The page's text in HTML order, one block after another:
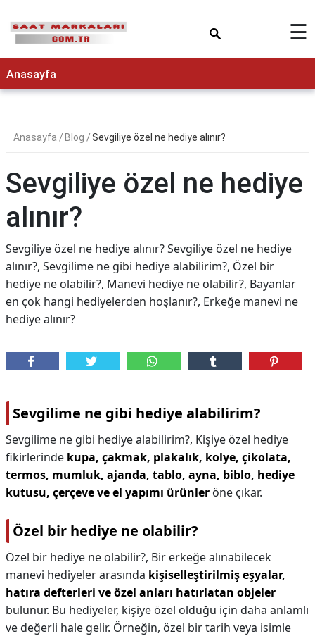
☰
Anasayfa
Anasayfa Blog Sevgiliye özel ne hediye alınır?
Sevgiliye özel ne hediye
alınır?
Sevgiliye özel ne hediye alınır? Sevgiliye özel ne hediye
alınır?, Sevgilime ne gibi hediye alabilirim?, Özel bir
hediye ne olabilir?, Manevi hediye ne olabilir?, Bayanlar
en çok hangi hediyelerden hoşlanır?, Erkeğe manevi ne
hediye alınır?
Sevgilime ne gibi hediye alabilirim?
Sevgilime ne gibi hediye alabilirim?, Kişiye özel hediye
fikirlerinde kupa, çakmak, plakalık, kolye, çikolata,
termos, mumluk, ajanda, tablo, ayna, biblo, hediye
kutusu, çerçeve ve el yapımı ürünler öne çıkar.
Özel bir hediye ne olabilir?
Özel bir hediye ne olabilir?, Bir erkeğe alınabilecek
manevi hediyeler arasında kişiselleştirilmiş eşyalar,
hatıra defterleri ve özel anları hatırlatan objeler
bulunur. Bu hediyeler, kişiye özel olduğu için daha anlamlı
ve değerli hale gelir. Örneğin, özel bir tarih veya isimle